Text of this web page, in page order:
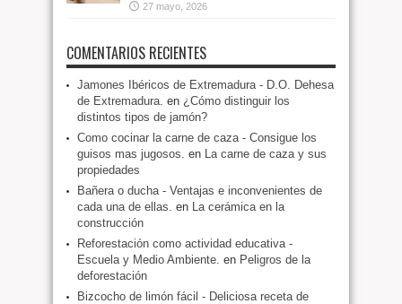
27 mayo, 2026
COMENTARIOS RECIENTES
Jamones Ibéricos de Extremadura - D.O. Dehesa
de Extremadura. en ¿Cómo distinguir los
distintos tipos de jamón?
Como cocinar la carne de caza - Consigue los
guisos mas jugosos. en La carne de caza y sus
propiedades
Bañera o ducha - Ventajas e inconvenientes de
cada una de ellas. en La cerámica en la
construcción
Reforestación como actividad educativa -
Escuela y Medio Ambiente. en Peligros de la
deforestación
Bizcocho de limón fácil - Deliciosa receta de